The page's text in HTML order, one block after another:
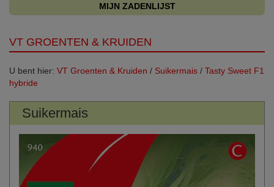
MIJN ZADENLIJST
VT GROENTEN & KRUIDEN
U bent hier: VT Groenten & Kruiden / Suikermais / Tasty Sweet F1
hybride
Suikermais